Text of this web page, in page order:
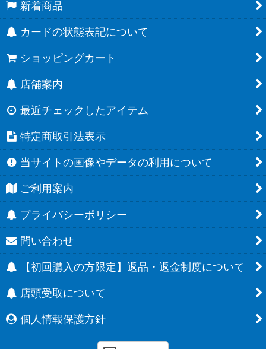
新着商品
カードの状態表記について
ショッピングカート
店舗案内
最近チェックしたアイテム
特定商取引法表示
当サイトの画像やデータの利用について
ご利用案内
プライバシーポリシー
問い合わせ
【初回購入の方限定】返品・返金制度について
店頭受取について
個人情報保護方針